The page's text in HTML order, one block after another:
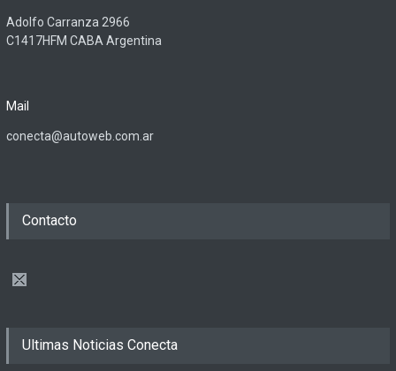
Adolfo Carranza 2966
C1417HFM CABA Argentina
Mail
conecta@autoweb.com.ar
Contacto
Ultimas Noticias Conecta